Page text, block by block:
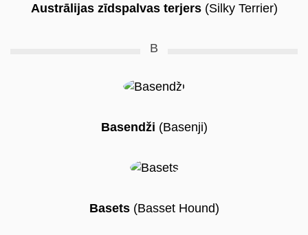
Austrālijas zīdspalvas terjers(Silky Terrier)
B
Basendži (Basenji)
Basets(Basset Hound)